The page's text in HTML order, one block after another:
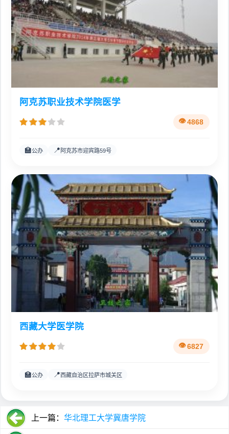
阿克苏职业技术学院医学
4868
🏫公办 📍 阿克苏市迎宾路59号
西藏大学医学院
6827
🏫公办 📍西藏自治区拉萨市城关区
上一篇： 华北理工大学冀唐学院